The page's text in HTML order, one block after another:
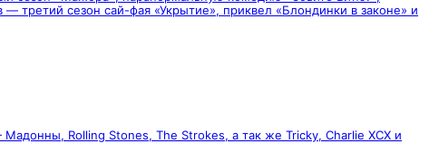
сезон сай-фая «Укрытие», приквел «Блондинки в законе» и
Rolling Stones, The Strokes, а так же Tricky, Charlie XCX и